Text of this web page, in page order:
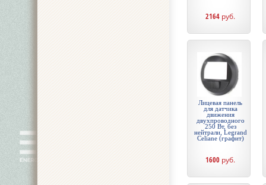
2164 руб.
Лицевая панель
для датчика
движения
двухпроводного
250 Вт, без
нейтрали, Legrand
Celiane (графит)
1600 руб.